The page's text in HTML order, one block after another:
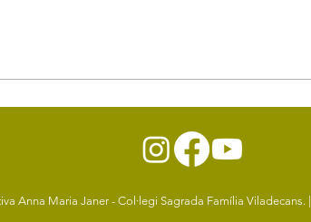
Anna Maria Janer - Col·legi Sagrada Família Viladecans. |